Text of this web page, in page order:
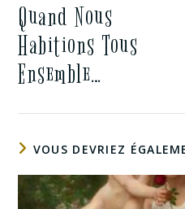
Quand Nous
Habitions Tous
Ensemble…
VOUS DEVRIEZ